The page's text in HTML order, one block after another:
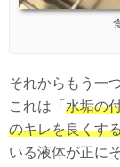
それからもう一
これは「 水垢の
のキレを良くす
いる液体が正に